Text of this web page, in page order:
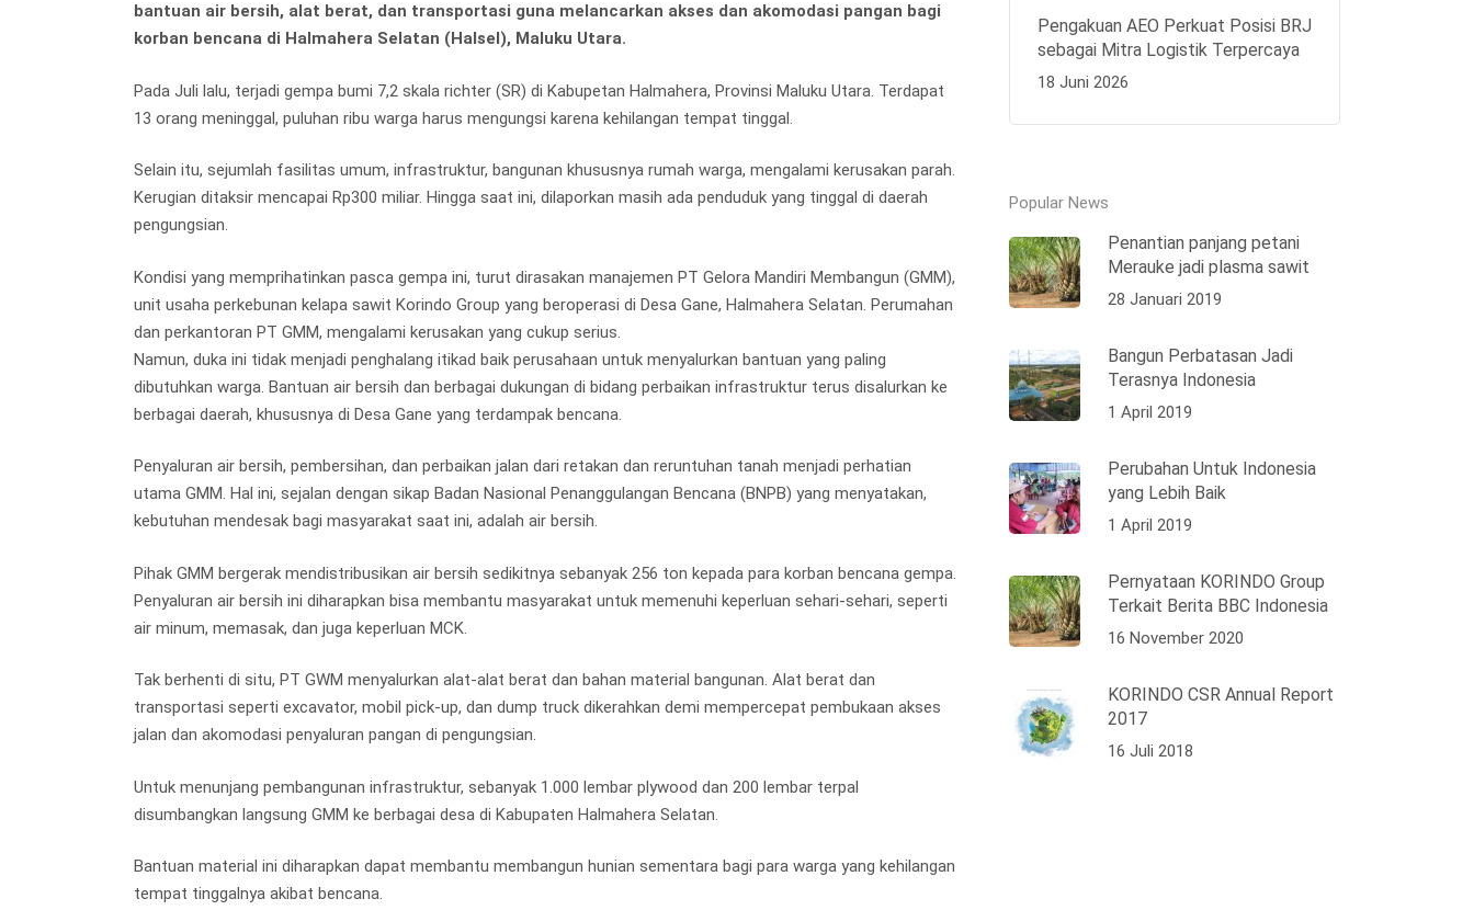
bantuan air bersih, alat berat, dan transportasi guna melancarkan akses dan akomodasi pangan bagi
korban bencana di Halmahera Selatan (Halsel), Maluku Utara.
Pada Juli lalu, terjadi gempa bumi 7,2 skala richter (SR) di Kabupetan Halmahera, Provinsi Maluku Utara. Terdapat
13 orang meninggal, puluhan ribu warga harus mengungsi karena kehilangan tempat tinggal.
Selain itu, sejumlah fasilitas umum, infrastruktur, bangunan khususnya rumah warga, mengalami kerusakan parah.
Kerugian ditaksir mencapai Rp300 miliar. Hingga saat ini, dilaporkan masih ada penduduk yang tinggal di daerah
pengungsian.
Kondisi yang memprihatinkan pasca gempa ini, turut dirasakan manajemen PT Gelora Mandiri Membangun (GMM),
unit usaha perkebunan kelapa sawit Korindo Group yang beroperasi di Desa Gane, Halmahera Selatan. Perumahan
dan perkantoran PT GMM, mengalami kerusakan yang cukup serius.
Namun, duka ini tidak menjadi penghalang itikad baik perusahaan untuk menyalurkan bantuan yang paling
dibutuhkan warga. Bantuan air bersih dan berbagai dukungan di bidang perbaikan infrastruktur terus disalurkan ke
berbagai daerah, khususnya di Desa Gane yang terdampak bencana.
Penyaluran air bersih, pembersihan, dan perbaikan jalan dari retakan dan reruntuhan tanah menjadi perhatian
utama GMM. Hal ini, sejalan dengan sikap Badan Nasional Penanggulangan Bencana (BNPB) yang menyatakan,
kebutuhan mendesak bagi masyarakat saat ini, adalah air bersih.
Pihak GMM bergerak mendistribusikan air bersih sedikitnya sebanyak 256 ton kepada para korban bencana gempa.
Penyaluran air bersih ini diharapkan bisa membantu masyarakat untuk memenuhi keperluan sehari-sehari, seperti
air minum, memasak, dan juga keperluan MCK.
Tak berhenti di situ, PT GWM menyalurkan alat-alat berat dan bahan material bangunan. Alat berat dan
transportasi seperti excavator, mobil pick-up, dan dump truck dikerahkan demi mempercepat pembukaan akses
jalan dan akomodasi penyaluran pangan di pengungsian.
Untuk menunjang pembangunan infrastruktur, sebanyak 1.000 lembar plywood dan 200 lembar terpal
disumbangkan langsung GMM ke berbagai desa di Kabupaten Halmahera Selatan.
Bantuan material ini diharapkan dapat membantu membangun hunian sementara bagi para warga yang kehilangan
tempat tinggalnya akibat bencana.
Pengakuan AEO Perkuat Posisi BRJ
sebagai Mitra Logistik Terpercaya
18 Juni 2026
Popular News
Penantian panjang petani
Merauke jadi plasma sawit
28 Januari 2019
Bangun Perbatasan Jadi
Terasnya Indonesia
1 April 2019
Perubahan Untuk Indonesia
yang Lebih Baik
1 April 2019
Pernyataan KORINDO Group
Terkait Berita BBC Indonesia
16 November 2020
KORINDO CSR Annual Report
2017
16 Juli 2018